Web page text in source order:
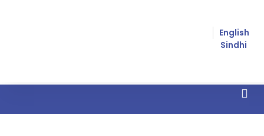
English
Sindhi